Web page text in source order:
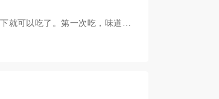
就可以吃了。第一次吃，味道还可